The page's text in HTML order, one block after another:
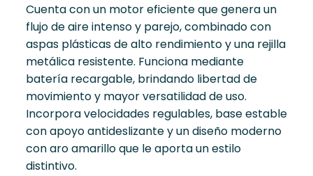
Cuenta con un motor eficiente que genera un
flujo de aire intenso y parejo, combinado con
aspas plásticas de alto rendimiento y una rejilla
metálica resistente. Funciona mediante
batería recargable, brindando libertad de
movimiento y mayor versatilidad de uso.
Incorpora velocidades regulables, base estable
con apoyo antideslizante y un diseño moderno
con aro amarillo que le aporta un estilo
distintivo.